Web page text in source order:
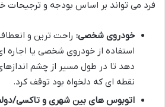
فرد می تواند بر اساس بودجه و ترجیحات
خودروی شخصی: راحت ترین و
استفاده از خودروی شخصی یا اجاره
دهد تا در طول مسیر از چشم
نقطه ای که دلخواه بود توقف کرد.
اتوبوس های بین شهری و تاکسی/